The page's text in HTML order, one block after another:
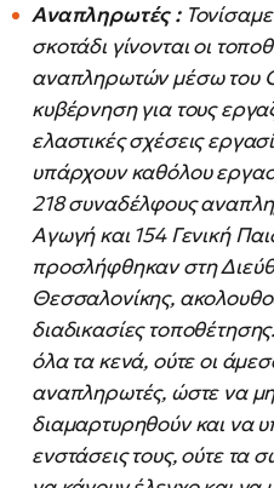
Αναπληρωτές :Τονίσαμε
σκοτάδι γίνονται οι
αναπληρωτών μέσω του
κυβέρνηση για τους
ελαστικές σχέσεις
υπάρχουν καθόλου
218 συναδέλφους
Αγωγή και 154 Γενική
προσλήφθηκαν στη
Θεσσαλονίκης,
διαδικασίες
όλα τα κενά, ούτε οι
αναπληρωτές, ώστε να
διαμαρτυρηθούν και να
ενστάσεις τους, ούτε